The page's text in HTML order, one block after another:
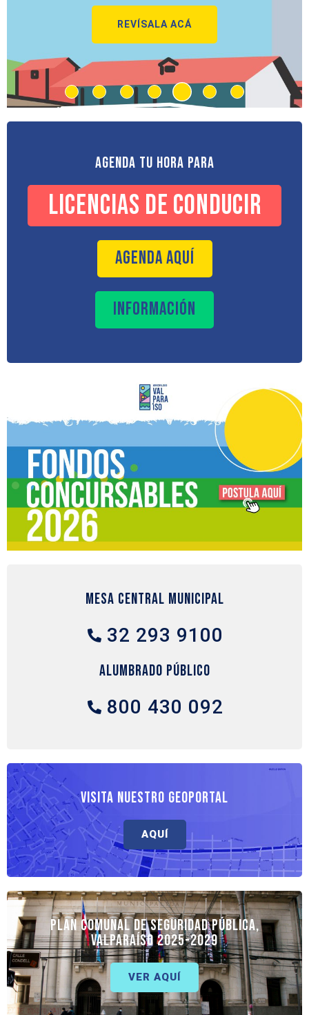
REVÍSALA ACÁ
Agenda tu hora para
Licencias de conducir
AGENDA AQUÍ
INFORMACIÓN
Mesa Central Municipal
32 293 9100
Alumbrado Público
800 430 092
VISITA NUESTRO GEOPORTAL
AQUÍ
Plan Comunal de Seguridad Pública,
Valparaíso 2025-2029
VER AQUÍ